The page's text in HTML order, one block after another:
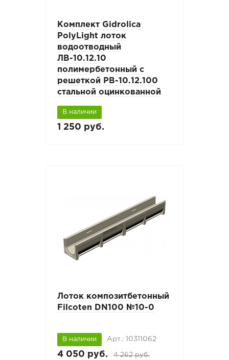
Комплект Gidrolica
PolyLight лоток
водоотводный
ЛВ-10.12.10
полимербетонный с
решеткой РВ-10.12.100
стальной оцинкованной
В наличии
1 250 руб.
Лоток композитбетонный
Filcoten DN100 №10-0
В наличии Арт.: 10311062
4 050 руб. 4 262 руб.